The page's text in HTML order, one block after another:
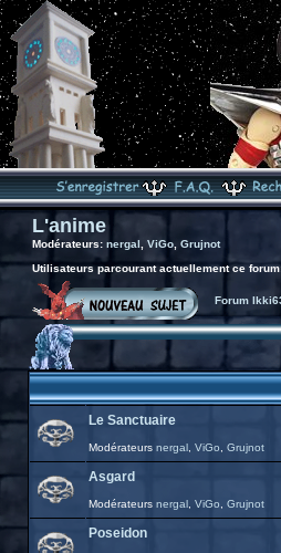
L'anime
Modérateurs: nergal ViGo, Grujnot
Utilisateurs parcourant actuellement ce
Forum
Le Sanctuaire
Modérateurs nergal, ViGo Grujnot
Asgard
Modérateurs nergal, ViGo Grujnot
Poseidon